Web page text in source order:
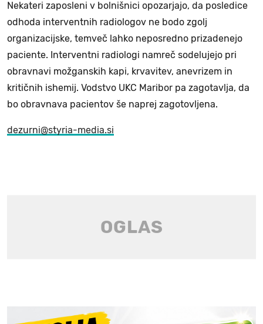
Nekateri zaposleni v bolnišnici opozarjajo, da posledice
odhoda interventnih radiologov ne bodo zgolj
organizacijske, temveč lahko neposredno prizadenejo
paciente. Interventni radiologi namreč sodelujejo pri
obravnavi možganskih kapi, krvavitev, anevrizem in
kritičnih ishemij. Vodstvo UKC Maribor pa zagotavlja, da
bo obravnava pacientov še naprej zagotovljena.
dezurni@styria-media.si